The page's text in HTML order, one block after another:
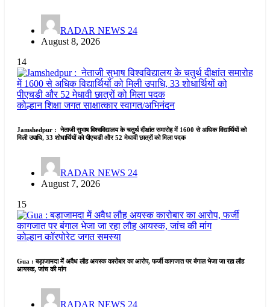
RADAR NEWS 24
August 8, 2026
14
कोल्हानशिक्षा जगतसाक्षात्कारस्वागत/अभिनंदन
Jamshedpur : नेताजी सुभाष विश्वविद्यालय के चतुर्थ दीक्षांत समारोह में 1600 से अधिक विद्यार्थियों को
मिली उपाधि, 33 शोधार्थियों को पीएचडी और 52 मेधावी छात्रों को मिला पदक
RADAR NEWS 24
August 7, 2026
15
कोल्हानकॉरपोरेट जगतसमस्या
Gua : बड़ाजामदा में अवैध लौह अयस्क कारोबार का आरोप, फर्जी कागजात पर बंगाल भेजा जा रहा लौह
आयस्क, जांच की मांग
RADAR NEWS 24